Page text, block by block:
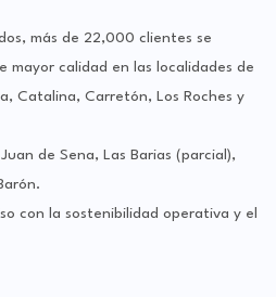
más de 22,000 clientes se
mayor calidad en las localidades de
Catalina, Carretón, Los Roches y
de Sena, Las Barias (parcial),
con la sostenibilidad operativa y el